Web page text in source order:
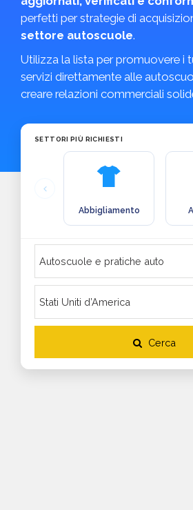
perfetti per strategie di
settore autoscuole.
Utilizza la lista per promuovere i
servizi direttamente alle
creare relazioni commerciali
SETTORI PIÙ RICHIESTI
Abbigliamento
Cerca